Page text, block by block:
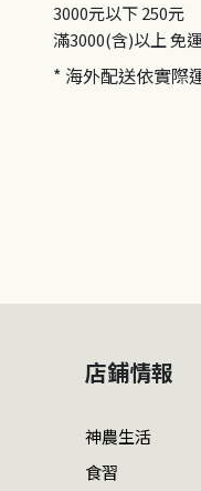
3000元以下250元
滿3000(含)以上免
* 海外配送依實際
店鋪情報
神農生活
食習